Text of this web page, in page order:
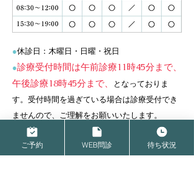
●休診日：木曜日・日曜・祝日
●診療受付時間は午前診療11時45分まで、
午後診療18時45分まで、
となっておりま
す。受付時間を過ぎている場合は診療受付でき
ませんので、ご理解をお願いいたします。
ご予約 WEB問診 待ち状況